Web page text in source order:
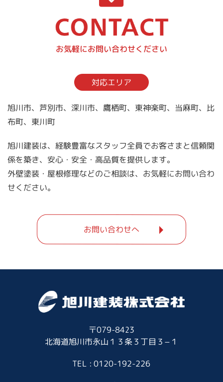
お気軽にお問い合わせください
対応エリア
旭川市、芦別市、深川市、鷹栖町、東神楽町、当麻町、比
布町、東川町
旭川建装は、経験豊富なスタッフ全員でお客さまと信頼関
係を築き、安心・安全・高品質を提供します。
外壁塗装・屋根修理などのご相談は、お気軽にお問い合わ
せください。
お問い合わせへ
〒079-8423
北海道旭川市永山１３条３丁目３−１
TEL : 0120-192-226